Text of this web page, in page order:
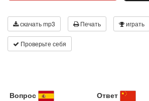
скачать mp3 Печать играть
Проверьте себя
Вопрос Ответ